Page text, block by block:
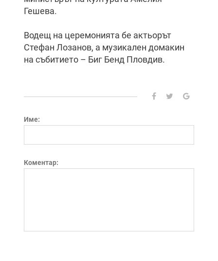
Гешева.
Водещ на церемонията бе актьорът
Стефан Лозанов, а музикален домакин
на събитието – Биг Бенд Пловдив.
Име:
Коментар: